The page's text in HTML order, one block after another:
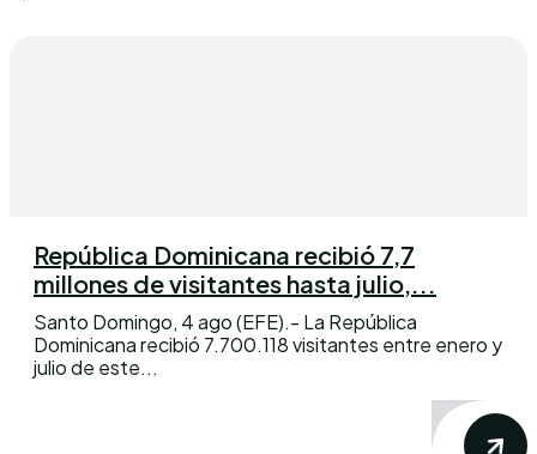
República Dominicana recibió 7,7
millones de visitantes hasta julio,...
Santo Domingo, 4 ago (EFE).- La República
Dominicana recibió 7.700.118 visitantes entre enero y
julio de este...